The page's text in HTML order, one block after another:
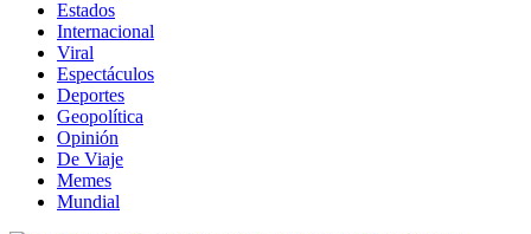
Estados
Internacional
Viral
Espectáculos
Deportes
Geopolítica
Opinión
De Viaje
Memes
Mundial